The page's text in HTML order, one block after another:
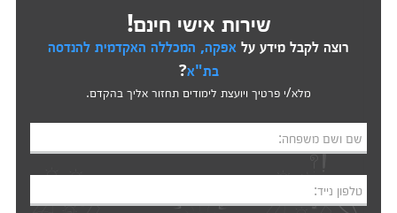
שירות אישי חינם!
רוצה לקבל מידע על אפקה, המכללה האקדמית להנדסה
בת"א?
מלא/י פרטיך ויועצת לימודים תחזור אליך בהקדם.
שם ושם משפחה:
טלפון נייד: